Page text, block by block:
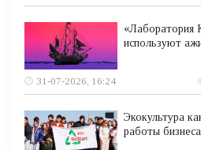
«Лаборатория
используют
31-07-2026, 16:24
Экокультура
работы